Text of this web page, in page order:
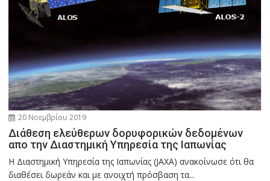
20 Νοεμβρίου 2019
Διάθεση ελεύθερων δορυφορικών δεδομένων
απο την Διαστημική Υπηρεσία της Ιαπωνίας
H Διαστημική Υπηρεσία της Ιαπωνίας (JAXA) ανακοίνωσε ότι θα
διαθέσει δωρεάν και με ανοιχτή πρόσβαση τα...